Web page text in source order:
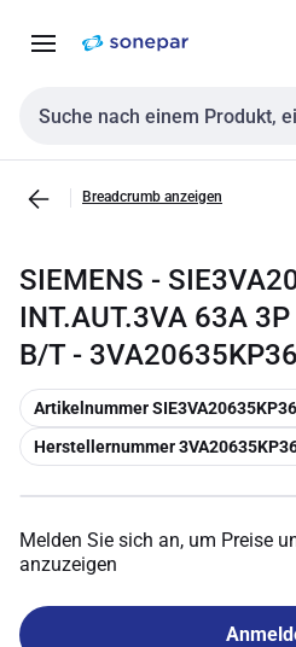
NavigationInhalt
Sucheingabe
Breadcrumb anzeigen
SIEMENS -
INT.AUT.3VA 63A
B/T -
Kopieren
Artikelnummer
Kopieren
Herstellernummer
Melden Sie sich an, um Preise
anzuzeigen